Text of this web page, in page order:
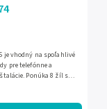
je vhodný na spoľahlivé
pre telefónne a
Ponúka 8 žíl s